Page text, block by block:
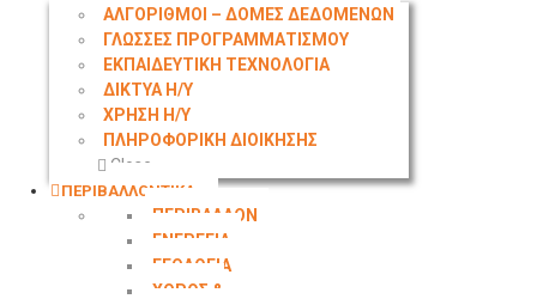
ΑΛΓΟΡΙΘΜΟΙ – ΔΟΜΕΣ ΔΕΔΟΜΕΝΩΝ
ΓΛΩΣΣΕΣ ΠΡΟΓΡΑΜΜΑΤΙΣΜΟΥ
ΕΚΠΑΙΔΕΥΤΙΚΗ ΤΕΧΝΟΛΟΓΙΑ
ΔΙΚΤΥΑ Η/Υ
ΧΡΗΣΗ Η/Υ
ΠΛΗΡΟΦΟΡΙΚΗ ΔΙΟΙΚΗΣΗΣ
Close
ΠΕΡΙΒΑΛΛΟΝΤΙΚΑ
ΠΕΡΙΒΑΛΛΟΝ
ΕΝΕΡΓΕΙΑ
ΓΕΩΛOΓΙΑ
ΧΩΡΟΣ &